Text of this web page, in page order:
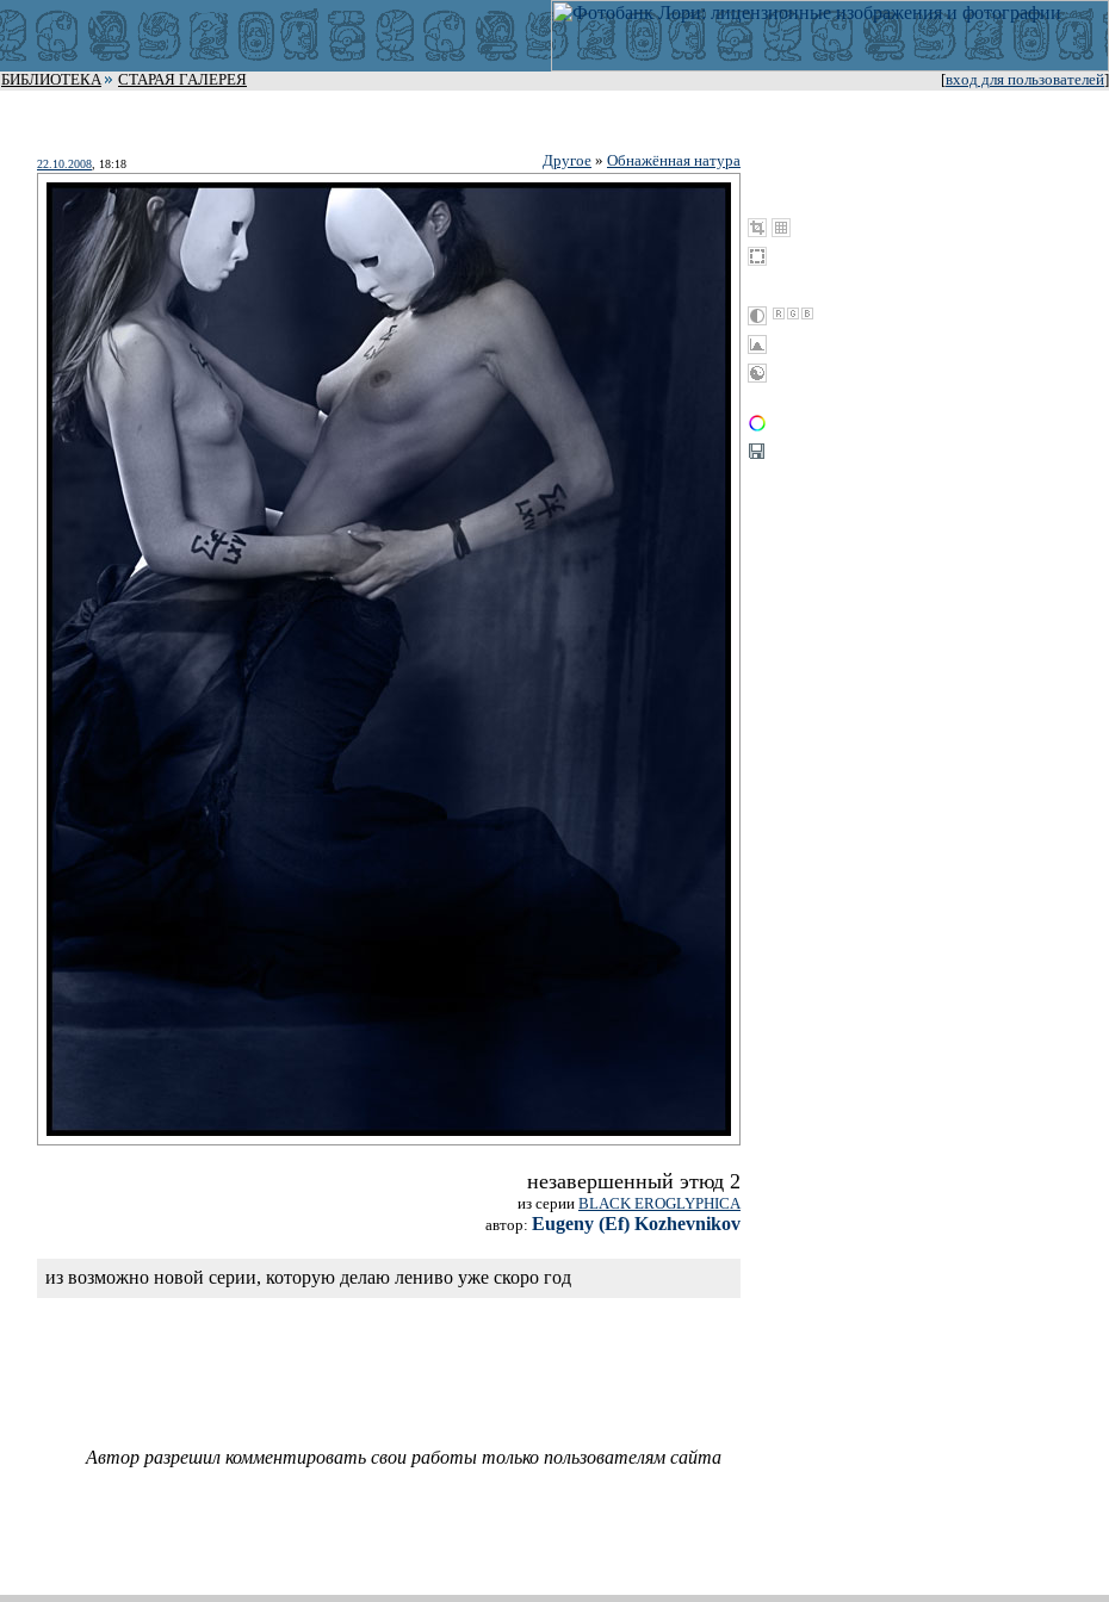
[вход для пользователей]
БИБЛИОТЕКА
СТАРАЯ ГАЛЕРЕЯ
22.10.2008 , 18:18 Другое » Обнажённая натура
незавершенный этюд 2
из серии BLACK EROGLYPHICA
автор: Eugeny (Ef) Kozhevnikov
из возможно новой серии, которую делаю лениво уже скоро год
Автор разрешил комментировать свои работы только пользователям сайта